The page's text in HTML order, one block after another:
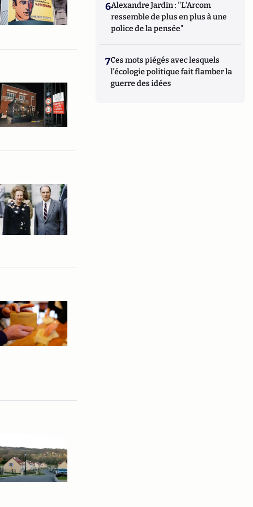
6Alexandre Jardin : "L'Arcom
ressemble de plus en plus à une
police de la pensée"
7Ces mots piégés avec lesquels
l’écologie politique fait flamber la
guerre des idées